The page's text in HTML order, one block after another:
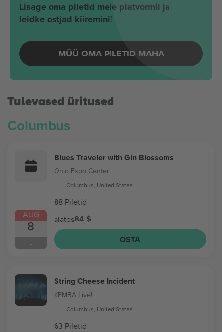
Lisage oma piletid meie platvormil ja
leidke ostjad kiiremini!
MÜÜ OMA PILETID MAHA
Tulevased üritused
Columbus
AUG
8
L
Blues Traveler with Gin Blossoms
Ohio Expo Center
Columbus, United States
88 Piletid
alates84 $
OSTA
String Cheese Incident
KEMBA Live!
Columbus, United States
63 Piletid